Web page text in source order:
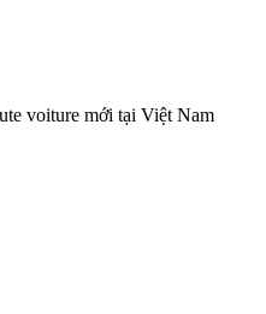
voiture mới tại Việt Nam